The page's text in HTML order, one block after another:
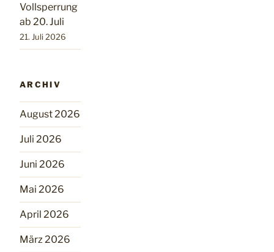
Vollsperrung
ab 20. Juli
21. Juli 2026
ARCHIV
August 2026
Juli 2026
Juni 2026
Mai 2026
April 2026
März 2026